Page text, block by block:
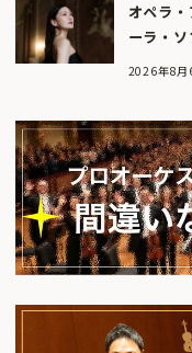
オペラ
ーラ・
2026年8月